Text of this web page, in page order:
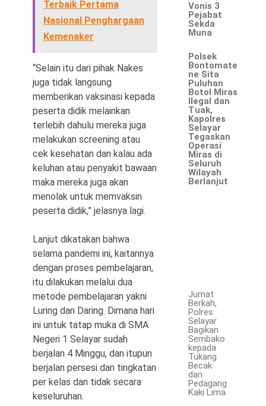
Terbaik Pertama
Nasional Penghargaan
Kemenaker
“Selain itu dari pihak Nakes
juga tidak langsung
memberikan vaksinasi kepada
peserta didik melainkan
terlebih dahulu mereka juga
melakukan screening atau
cek kesehatan dan kalau ada
keluhan atau penyakit bawaan
maka mereka juga akan
menolak untuk memvaksin
peserta didik,” jelasnya lagi.
Lanjut dikatakan bahwa
selama pandemi ini, kaitannya
dengan proses pembelajaran,
itu dilakukan melalui dua
metode pembelajaran yakni
Luring dan Daring. Dimana hari
ini untuk tatap muka di SMA
Negeri 1 Selayar sudah
berjalan 4 Minggu, dan itupun
berjalan persesi dan tingkatan
per kelas dan tidak secara
keseluruhan.
Vonis 3
Pejabat
Sekda
Muna
Polsek
Bontomate
ne Sita
Puluhan
Botol Miras
Ilegal dan
Tuak,
Kapolres
Selayar
Tegaskan
Operasi
Miras di
Seluruh
Wilayah
Berlanjut
Jumat
Berkah,
Polres
Selayar
Bagikan
Sembako
kepada
Tukang
Becak
dan
Pedagang
Kaki Lima